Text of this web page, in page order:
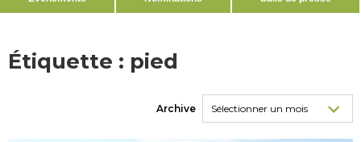
Étiquette : pied
Archive